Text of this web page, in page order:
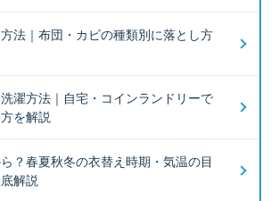
法｜布団・カビの種類別に落とし方
濯方法｜自宅・コインランドリーで
を解説
？春夏秋冬の衣替え時期・気温の目
解説